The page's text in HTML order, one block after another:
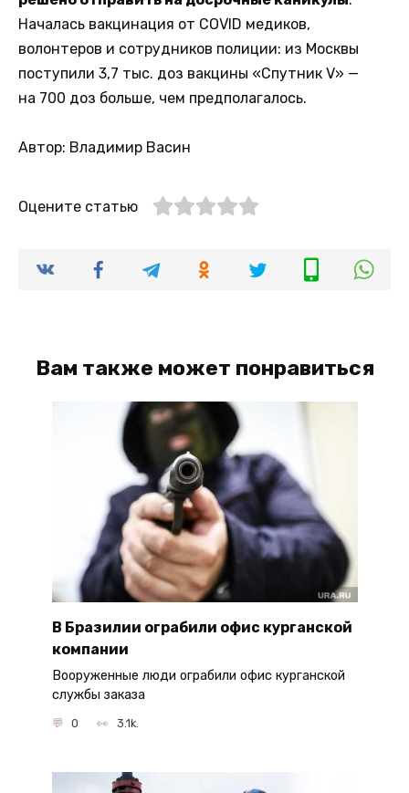
Началась вакцинация от COVID медиков,
волонтеров и сотрудников полиции: из Москвы
поступили 3,7 тыс. доз вакцины «Спутник V» —
на 700 доз больше, чем предполагалось.
Автор: Владимир Васин
Оцените статью
Вам также может понравиться
В Бразилии ограбили офис курганской
компании
Вооруженные люди ограбили офис курганской
службы заказа
0 3.1k.